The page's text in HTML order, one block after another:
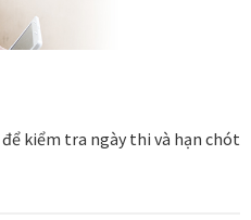
để kiểm tra ngày thi và hạn chót